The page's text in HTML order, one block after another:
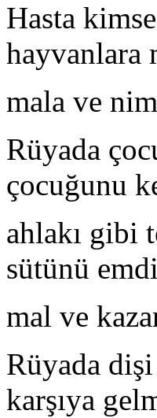
Hasta
hayvanlara
mala ve
Rüyada
çocuğunu
ahlakı gibi
sütünü
mal ve
Rüyada
karşıya